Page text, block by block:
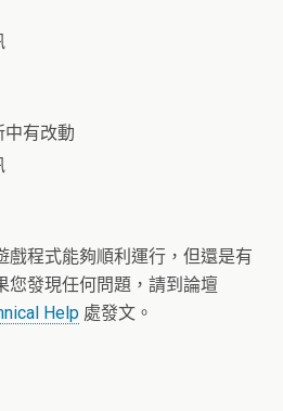
中有改動
戲程式能夠順利運行，但還是有
您發現任何問題，請到論壇
Help 處發文。